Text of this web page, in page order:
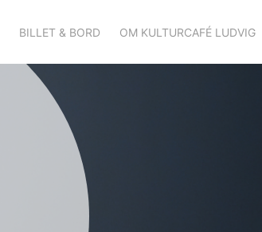
BILLET & BORD OM KULTURCAFÉ LUDVIG